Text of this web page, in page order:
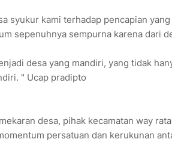
syukur kami terhadap pencapian
sepenuhnya sempurna karena dari
desa yang mandiri, yang tidak
" Ucap pradipto
desa, pihak kecamatan way
persatuan dan kerukunan